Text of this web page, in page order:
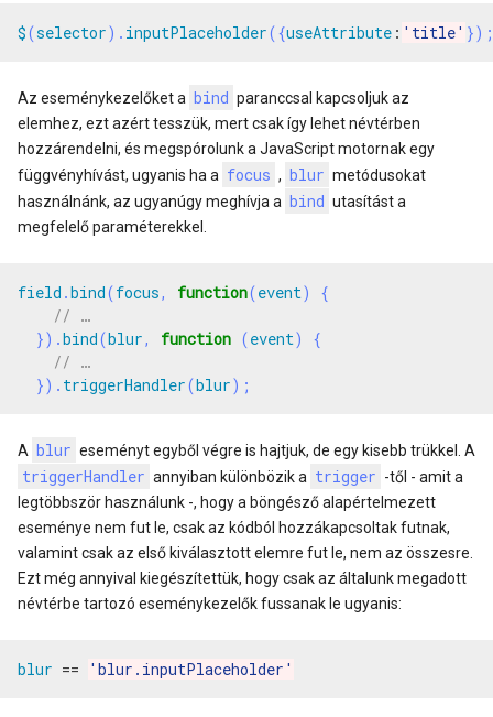
$(selector). inputPlaceholder({useAttribute : 'title' });
Az eseménykezelőket a bind paranccsal kapcsoljuk az
elemhez, ezt azért tesszük, mert csak így lehet névtérben
hozzárendelni, és megspórolunk a JavaScript motornak egy
függvényhívást, ugyanis ha a focus , blur metódusokat
használnánk, az ugyanúgy meghívja a bind utasítást a
megfelelő paraméterekkel.
field .bind(focus, function(event)
{
}).bind(blur, function (event)
{
}). triggerHandler(blur);
A blur eseményt egyből végre is hajtjuk, de egy kisebb trükkel. A
triggerHandler annyiban különbözik a trigger -től - amit a
legtöbbször használunk -, hogy a böngésző alapértelmezett
eseménye nem fut le, csak az kódból hozzákapcsoltak futnak,
valamint csak az első kiválasztott elemre fut le, nem az összesre.
Ezt még annyival kiegészítettük, hogy csak az általunk megadott
névtérbe tartozó eseménykezelők fussanak le ugyanis:
blur == 'blur.inputPlaceholder'